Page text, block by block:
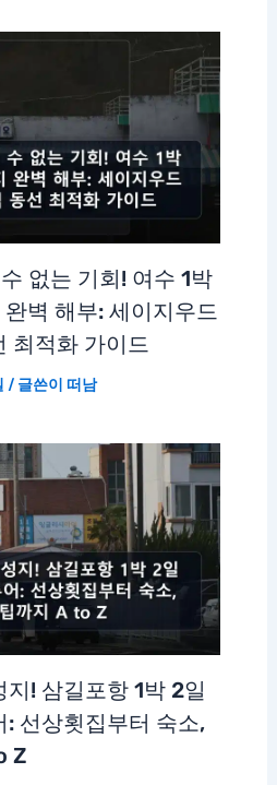
없는 기회! 여수 1박
벽 해부: 세이지우드
최적화 가이드
/ 글쓴이 떠남
! 삼길포항 1박 2일
선상횟집부터 숙소,
Z